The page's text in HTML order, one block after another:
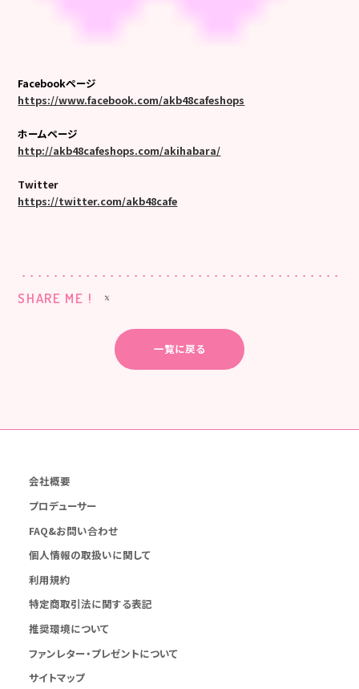
Facebookページ
https://www.facebook.com/akb48cafeshops
ホームページ
http://akb48cafeshops.com/akihabara/
Twitter
https://twitter.com/akb48cafe
SHARE ME !
一覧に戻る
会社概要
プロデューサー
FAQ&お問い合わせ
個人情報の取扱いに関して
利用規約
特定商取引法に関する表記
推奨環境について
ファンレター・プレゼントについて
サイトマップ